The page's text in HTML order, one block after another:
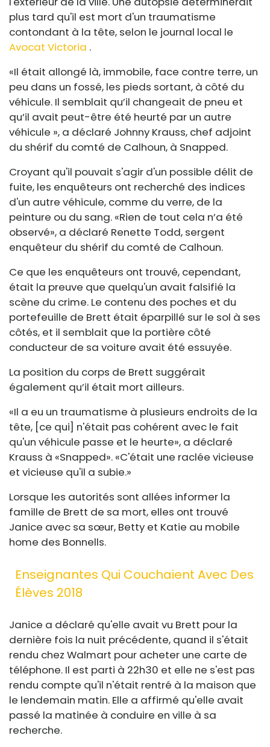
plus tard qu'il est mort d'un traumatisme
contondant à la tête, selon le journal local le
Avocat Victoria .
«Il était allongé là, immobile, face contre terre, un
peu dans un fossé, les pieds sortant, à côté du
véhicule. Il semblait qu’il changeait de pneu et
qu’il avait peut-être été heurté par un autre
véhicule », a déclaré Johnny Krauss, chef adjoint
du shérif du comté de Calhoun, à Snapped.
Croyant qu'il pouvait s'agir d'un possible délit de
fuite, les enquêteurs ont recherché des indices
d'un autre véhicule, comme du verre, de la
peinture ou du sang. «Rien de tout cela n’a été
observé», a déclaré Renette Todd, sergent
enquêteur du shérif du comté de Calhoun.
Ce que les enquêteurs ont trouvé, cependant,
était la preuve que quelqu'un avait falsifié la
scène du crime. Le contenu des poches et du
portefeuille de Brett était éparpillé sur le sol à ses
côtés, et il semblait que la portière côté
conducteur de sa voiture avait été essuyée.
La position du corps de Brett suggérait
également qu’il était mort ailleurs.
«Il a eu un traumatisme à plusieurs endroits de la
tête, [ce qui] n'était pas cohérent avec le fait
qu'un véhicule passe et le heurte», a déclaré
Krauss à «Snapped». «C'était une raclée vicieuse
et vicieuse qu'il a subie.»
Lorsque les autorités sont allées informer la
famille de Brett de sa mort, elles ont trouvé
Janice avec sa sœur, Betty et Katie au mobile
home des Bonnells.
Enseignantes Qui Couchaient Avec Des
Élèves 2018
Janice a déclaré qu'elle avait vu Brett pour la
dernière fois la nuit précédente, quand il s'était
rendu chez Walmart pour acheter une carte de
téléphone. Il est parti à 22h30 et elle ne s'est pas
rendu compte qu'il n'était rentré à la maison que
le lendemain matin. Elle a affirmé qu'elle avait
passé la matinée à conduire en ville à sa
recherche.